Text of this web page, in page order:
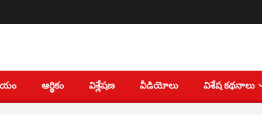
ఆర్థికం విశ్లేషణ వీడియోలు విశేష కథనాలు